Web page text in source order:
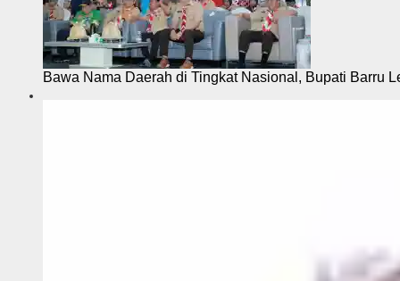
Bawa Nama Daerah di Tingkat Nasional, Bupati Barru